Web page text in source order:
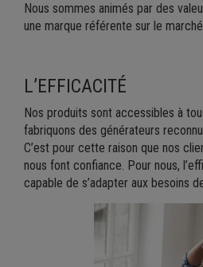
Nous sommes animés par des
une marque référente sur le
L’EFFICACITÉ
Nos produits sont accessibles à
fabriquons des générateurs
C’est pour cette raison que nos
nous font confiance. Pour nous,
capable de s’adapter aux besoins